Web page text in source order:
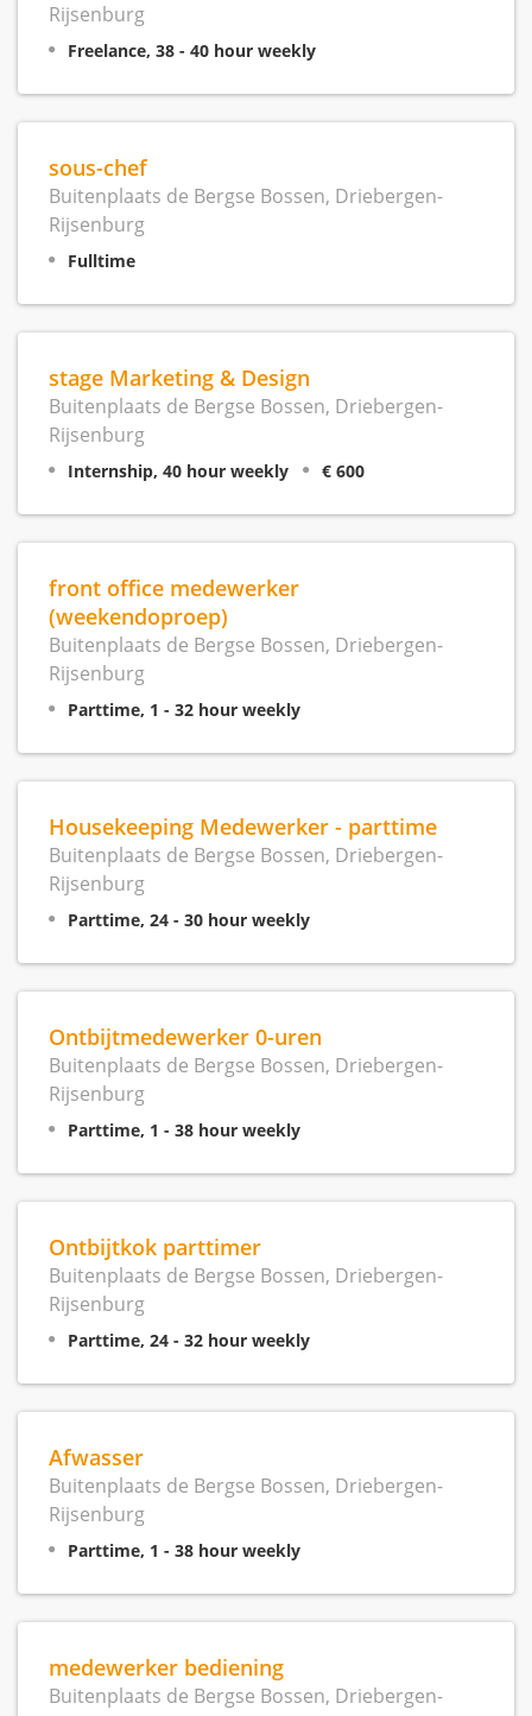
Rijsenburg
Freelance, 38 - 40 hour weekly
sous-chef
Buitenplaats de Bergse Bossen, Driebergen-
Rijsenburg
Fulltime
stage Marketing & Design
Buitenplaats de Bergse Bossen, Driebergen-
Rijsenburg
Internship, 40 hour weekly € 600
front office medewerker
(weekendoproep)
Buitenplaats de Bergse Bossen, Driebergen-
Rijsenburg
Parttime, 1 - 32 hour weekly
Housekeeping Medewerker - parttime
Buitenplaats de Bergse Bossen, Driebergen-
Rijsenburg
Parttime, 24 - 30 hour weekly
Ontbijtmedewerker 0-uren
Buitenplaats de Bergse Bossen, Driebergen-
Rijsenburg
Parttime, 1 - 38 hour weekly
Ontbijtkok parttimer
Buitenplaats de Bergse Bossen, Driebergen-
Rijsenburg
Parttime, 24 - 32 hour weekly
Afwasser
Buitenplaats de Bergse Bossen, Driebergen-
Rijsenburg
Parttime, 1 - 38 hour weekly
medewerker bediening
Buitenplaats de Bergse Bossen, Driebergen-